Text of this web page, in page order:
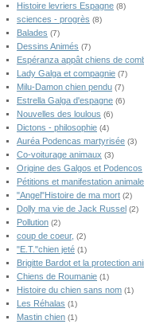
Histoire levriers Espagne (8)
sciences - progrès (8)
Balades (7)
Dessins Animés (7)
Espéranza appât chiens de
Lady Galga et compagnie (7)
Milu-Damon chien pendu (7)
Estrella Galga d'espagne (6)
Nouvelles des loulous (6)
Dictons - philosophie (4)
Auréa Podencas martyrisée (3)
Co-voiturage animaux (3)
Origine des Galgos et Podencos
Pétitions et manifestation
"Angel"Histoire de ma mort (2)
Dolly ma vie de Jack Russel (2)
Pollution (2)
coup de coeur, (2)
"E.T."chien jeté (1)
Brigitte Bardot et la protection
Chiens de Roumanie (1)
Histoire du chien sans nom (1)
Les Réhalas (1)
Mastin chien (1)